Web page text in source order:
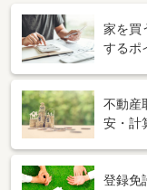
家を買
するポ
不動産
安・計
登録免